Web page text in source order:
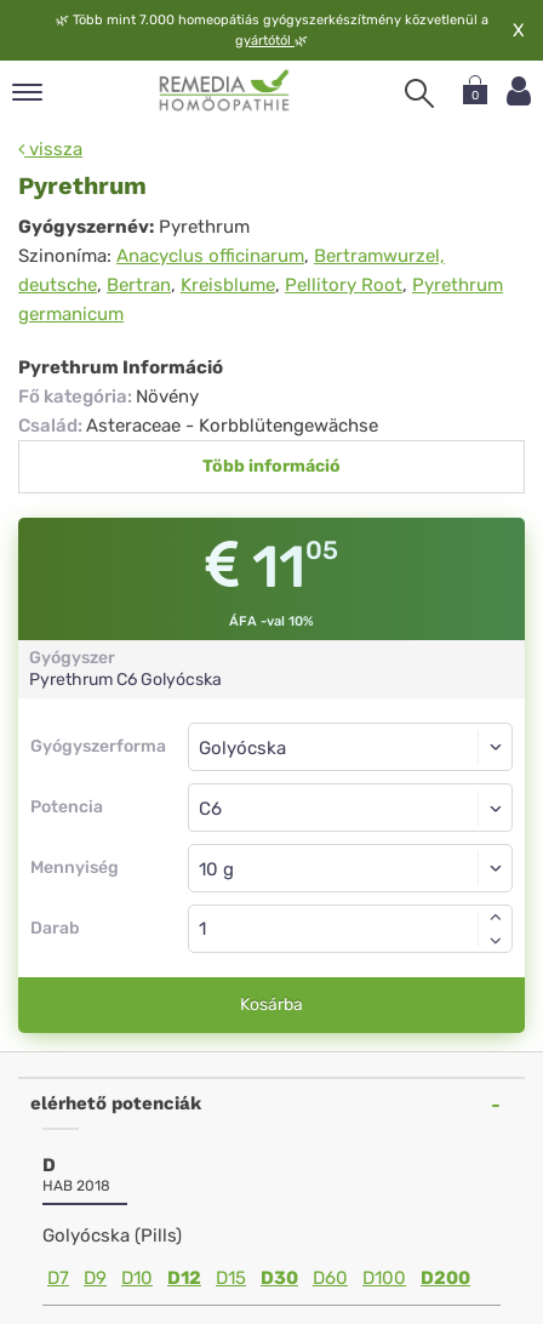
🌿 Több mint 7.000 homeopátiás gyógyszerkészítmény közvetlenül a
gyártótól 🌿 X
0
vissza
Pyrethrum
Pyrethrum
Gyógyszernév: Pyrethrum
Szinoníma: Anacyclus officinarum, Bertramwurzel,
deutsche, Bertran, Kreisblume, Pellitory Root, Pyrethrum
germanicum
Pyrethrum Információ
Fő kategória: Növény
Család: Asteraceae - Korbblütengewächse
Több információ
1105
ÁFA -val 10%
Gyógyszer
PyrethrumC6Golyócska
Gyógyszerforma
Gyógyszerforma
Potencia
Golyócska
C6
Mennyiség
Golyócska
Darab
Kosárba
elérhető potenciák
D
HAB 2018
Golyócska (Pills)
D7
D9 D10 D12 D15 D30 D60 D100 D200